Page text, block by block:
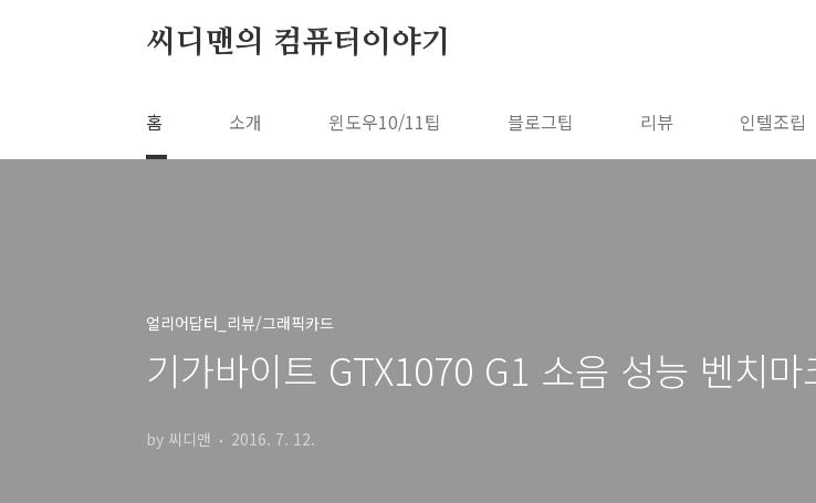
씨디맨의 컴퓨터이야기
홈 소개 윈도우10/11팁 블로그팁 리뷰 인텔조립
얼리어답터_리뷰/그래픽카드
기가바이트 GTX1070 G1 소음 성능 벤치
by 씨디맨 2016. 7. 12.